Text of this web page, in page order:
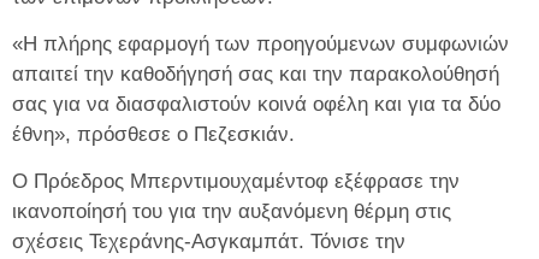
«Η πλήρης εφαρμογή των προηγούμενων συμφωνιών
απαιτεί την καθοδήγησή σας και την παρακολούθησή
σας για να διασφαλιστούν κοινά οφέλη και για τα δύο
έθνη», πρόσθεσε ο Πεζεσκιάν.
Ο Πρόεδρος Μπερντιμουχαμέντοφ εξέφρασε την
ικανοποίησή του για την αυξανόμενη θέρμη στις
σχέσεις Τεχεράνης-Ασγκαμπάτ. Τόνισε την